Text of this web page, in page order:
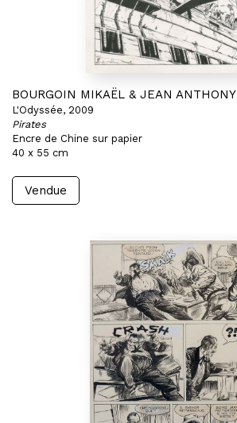
BOURGOIN MIKAËL & JEAN ANTHONY
L'Odyssée, 2009
Pirates
Encre de Chine sur papier
40 x 55 cm
Vendue